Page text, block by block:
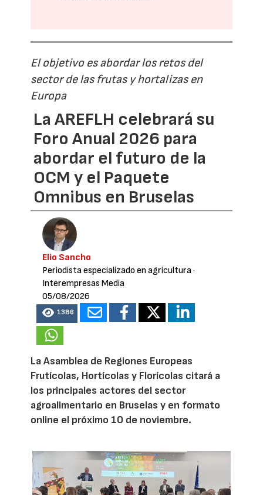
El objetivo es abordar los retos del
sector de las frutas y hortalizas en
Europa
La AREFLH celebrará su
Foro Anual 2026 para
abordar el futuro de la
OCM y el Paquete
Omnibus en Bruselas
Elio Sancho
Periodista especializado en agricultura·
Interempresas Media
05/08/2026
1386
La Asamblea de Regiones Europeas
Frutícolas, Hortícolas y Florícolas citará a
los principales actores del sector
agroalimentario en Bruselas y en formato
online el próximo 10 de noviembre.